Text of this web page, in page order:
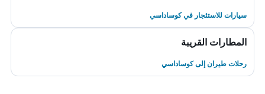
سيارات للاستئجار في كوساداسي
المطارات القريبة
رحلات طيران إلى كوساداسي